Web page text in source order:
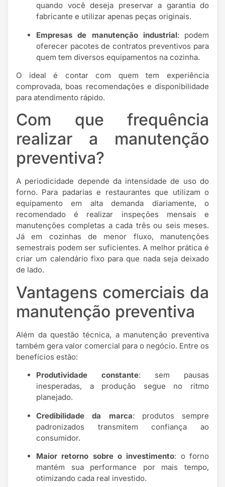
quando você deseja preservar a garantia do
fabricante e utilizar apenas peças originais.
Empresas de manutenção industrial: podem
oferecer pacotes de contratos preventivos para
quem tem diversos equipamentos na cozinha.
O ideal é contar com quem tem experiência
comprovada, boas recomendações e disponibilidade
para atendimento rápido.
Com que frequência
realizar a manutenção
preventiva?
A periodicidade depende da intensidade de uso do
forno. Para padarias e restaurantes que utilizam o
equipamento em alta demanda diariamente, o
recomendado é realizar inspeções mensais e
manutenções completas a cada três ou seis meses.
Já em cozinhas de menor fluxo, manutenções
semestrais podem ser suficientes. A melhor prática é
criar um calendário fixo para que nada seja deixado
de lado.
Vantagens comerciais da
manutenção preventiva
Além da questão técnica, a manutenção preventiva
também gera valor comercial para o negócio. Entre os
benefícios estão:
Produtividade constante: sem pausas
inesperadas, a produção segue no ritmo
planejado.
Credibilidade da marca: produtos sempre
padronizados transmitem confiança ao
consumidor.
Maior retorno sobre o investimento: o forno
mantém sua performance por mais tempo,
otimizando cada real investido.